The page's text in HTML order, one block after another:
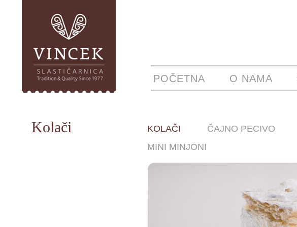
O NAMA
POČETNA
Kolači KOLAČI ČAJNO PECIVO
MINI MINJONI